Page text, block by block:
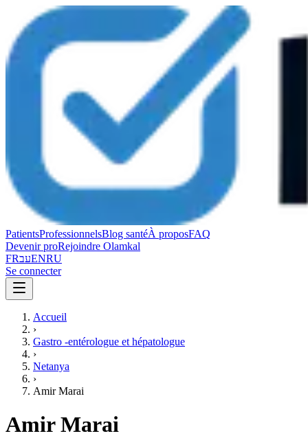
PatientsProfessionnelsBlog santéÀ proposFAQ
Devenir proRejoindre Olamkal
FRעבENRU
Se connecter
Accueil
›
Gastro -entérologue et hépatologue
›
Netanya
›
Amir Marai
Amir Marai